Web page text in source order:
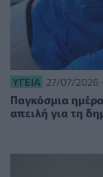
ΥΓΕΊΑ 27/07/2026
Παγκόσμια
απειλή για τη